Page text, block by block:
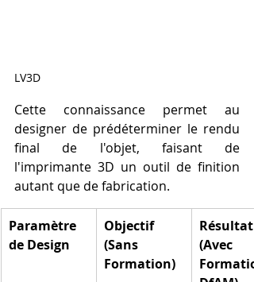
LV3D
Cette connaissance permet au
designer de prédéterminer le rendu
final de l'objet, faisant de
l'imprimante 3D un outil de finition
autant que de fabrication.
Paramètre
de Design
Objectif
(Sans
Formation)
Résultat
(Avec